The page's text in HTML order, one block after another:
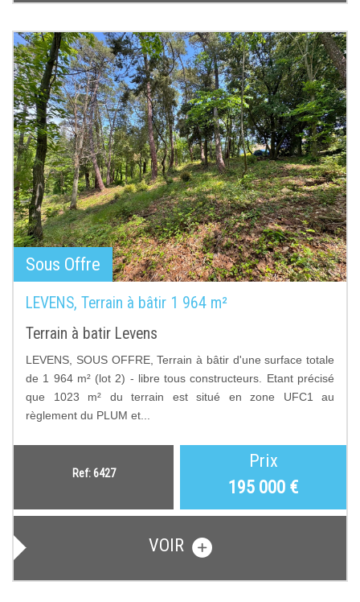
Sous Offre
LEVENS, Terrain à bâtir 1 964 m²
Terrain à batir Levens
LEVENS, SOUS OFFRE, Terrain à bâtir d'une surface totale
de 1 964 m² (lot 2) - libre tous constructeurs. Etant précisé
que 1023 m² du terrain est situé en zone UFC1 au
règlement du PLUM et...
Ref: 6427
Prix
195 000 €
VOIR